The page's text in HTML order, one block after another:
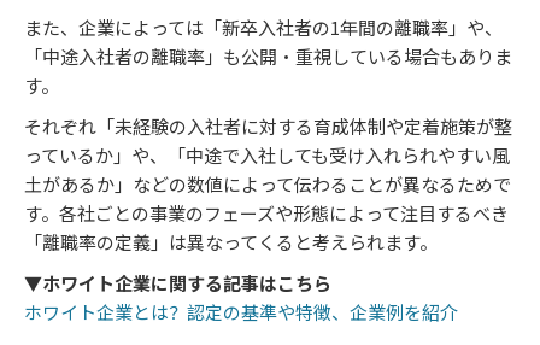
また、企業によっては「新卒入社者の1年間の離職率」や、
「中途入社者の離職率」も公開・重視している場合もありま
す。
それぞれ「未経験の入社者に対する育成体制や定着施策が整
っているか」や、「中途で入社しても受け入れられやすい風
土があるか」などの数値によって伝わることが異なるためで
す。各社ごとの事業のフェーズや形態によって注目するべき
「離職率の定義」は異なってくると考えられます。
▼ホワイト企業に関する記事はこちら
ホワイト企業とは？認定の基準や特徴、企業例を紹介